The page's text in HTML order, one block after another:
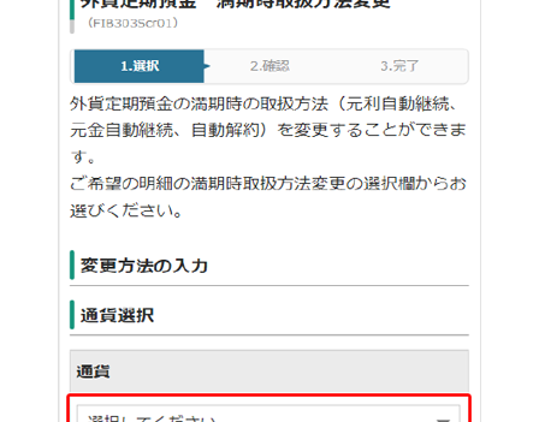
認知症保険
国内旅行傷害保険
スマホ保険
傷害保険
介護保険
クレジットカード
インターネットバンキング
イオン銀行アプリTOP
通帳アプリ
イオン銀行PayB
イオングループアプリ